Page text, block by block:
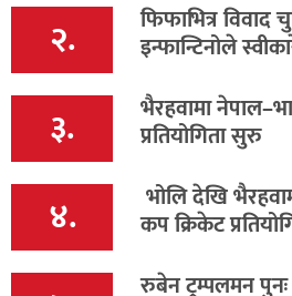
२. फिफाभित्र विवाद
इन्फान्टिनोले
३. भैरहवामा
प्रतियोगिता सुरु
४. भोलि देखि
कप क्रिकेट
रुबेन ट्रम्पलमन